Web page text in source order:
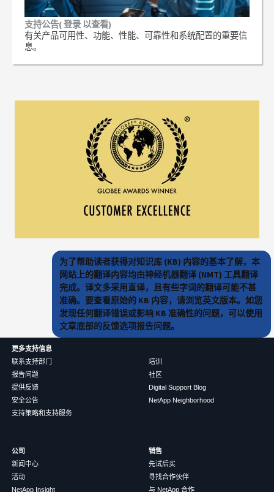
支持公告( 登录 以查看)
有关产品可用性、功能、性能、可靠性和系统配置的重要信
息。
为了帮助读者获得对知识库 (KB) 内容的基本了解，本
网站上的翻译内容均由神经机器翻译 (NMT) 工具翻译
完成。译文多采用直译，且有些字词的翻译可能不甚
准确。要查看原始的 KB 内容，请浏览英文版本。如您
发现任何翻译错误或影响 KB 准确性的问题，可以使用
文章底部的反馈选项报告问题。
更多支持信息
联系支持部门
报告问题
提供反馈
安全公告
支持策略和支持服务
培训
社区
Digital Support Blog
NetApp Neighborhood
公司
新闻中心
活动
NetApp Insight
销售
先试后买
寻找合作伙伴
与 NetApp 合作